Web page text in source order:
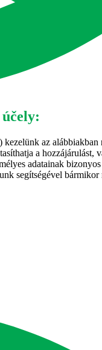
az
a hozzájárulást,
adatainak
segítségével bármikor